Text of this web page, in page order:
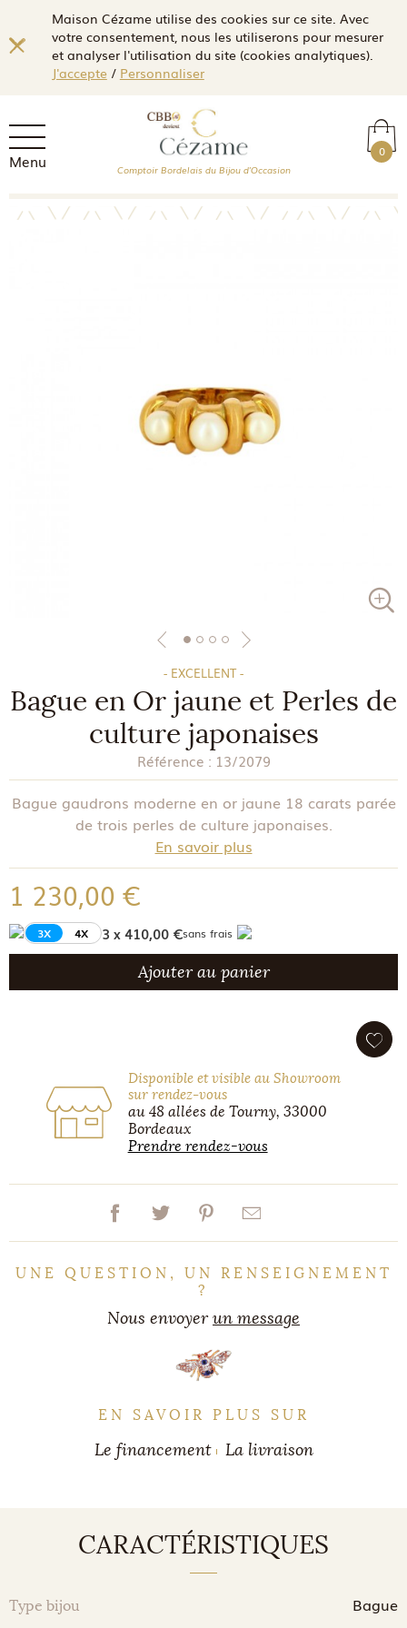
Maison Cézame utilise des cookies sur ce site. Avec
votre consentement, nous les utiliserons pour mesurer
et analyser l'utilisation du site (cookies analytiques).
J'accepte/ Personnaliser
Menu 0
Comptoir Bordelais du Bijou d'Occasion
- EXCELLENT -
Bague en Or jaune et Perles de
culture japonaises
Référence : 13/2079
Bague gaudrons moderne en or jaune 18 carats parée
de trois perles de culture japonaises.
En savoir plus
1 230,00 €
3X 4X 3 x 410,00 €sans frais
Ajouter au panier
Disponible et visible au Showroom
sur rendez-vous
au 48 allées de Tourny, 33000
Bordeaux
Prendre rendez-vous
UNE QUESTION, UN RENSEIGNEMENT
?
Nous envoyerun message
EN SAVOIR PLUS SUR
Le financement La livraison
CARACTÉRISTIQUES
Type bijou Bague